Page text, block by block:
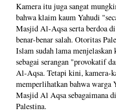
Kamera itu juga sangat
bahwa klaim kaum Yahudi
Masjid Al-Aqsa serta berdoa
benar-benar salah. Otoritas
Islam sudah lama
sebagai serangan "provokatif
Al-Aqsa. Tetapi kini, kamera-
memperlihatkan bahwa warga
Masjid Al Aqsa sebagaimana
Palestina.